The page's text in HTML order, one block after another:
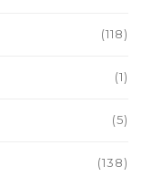
(118)
(1)
(5)
(138)